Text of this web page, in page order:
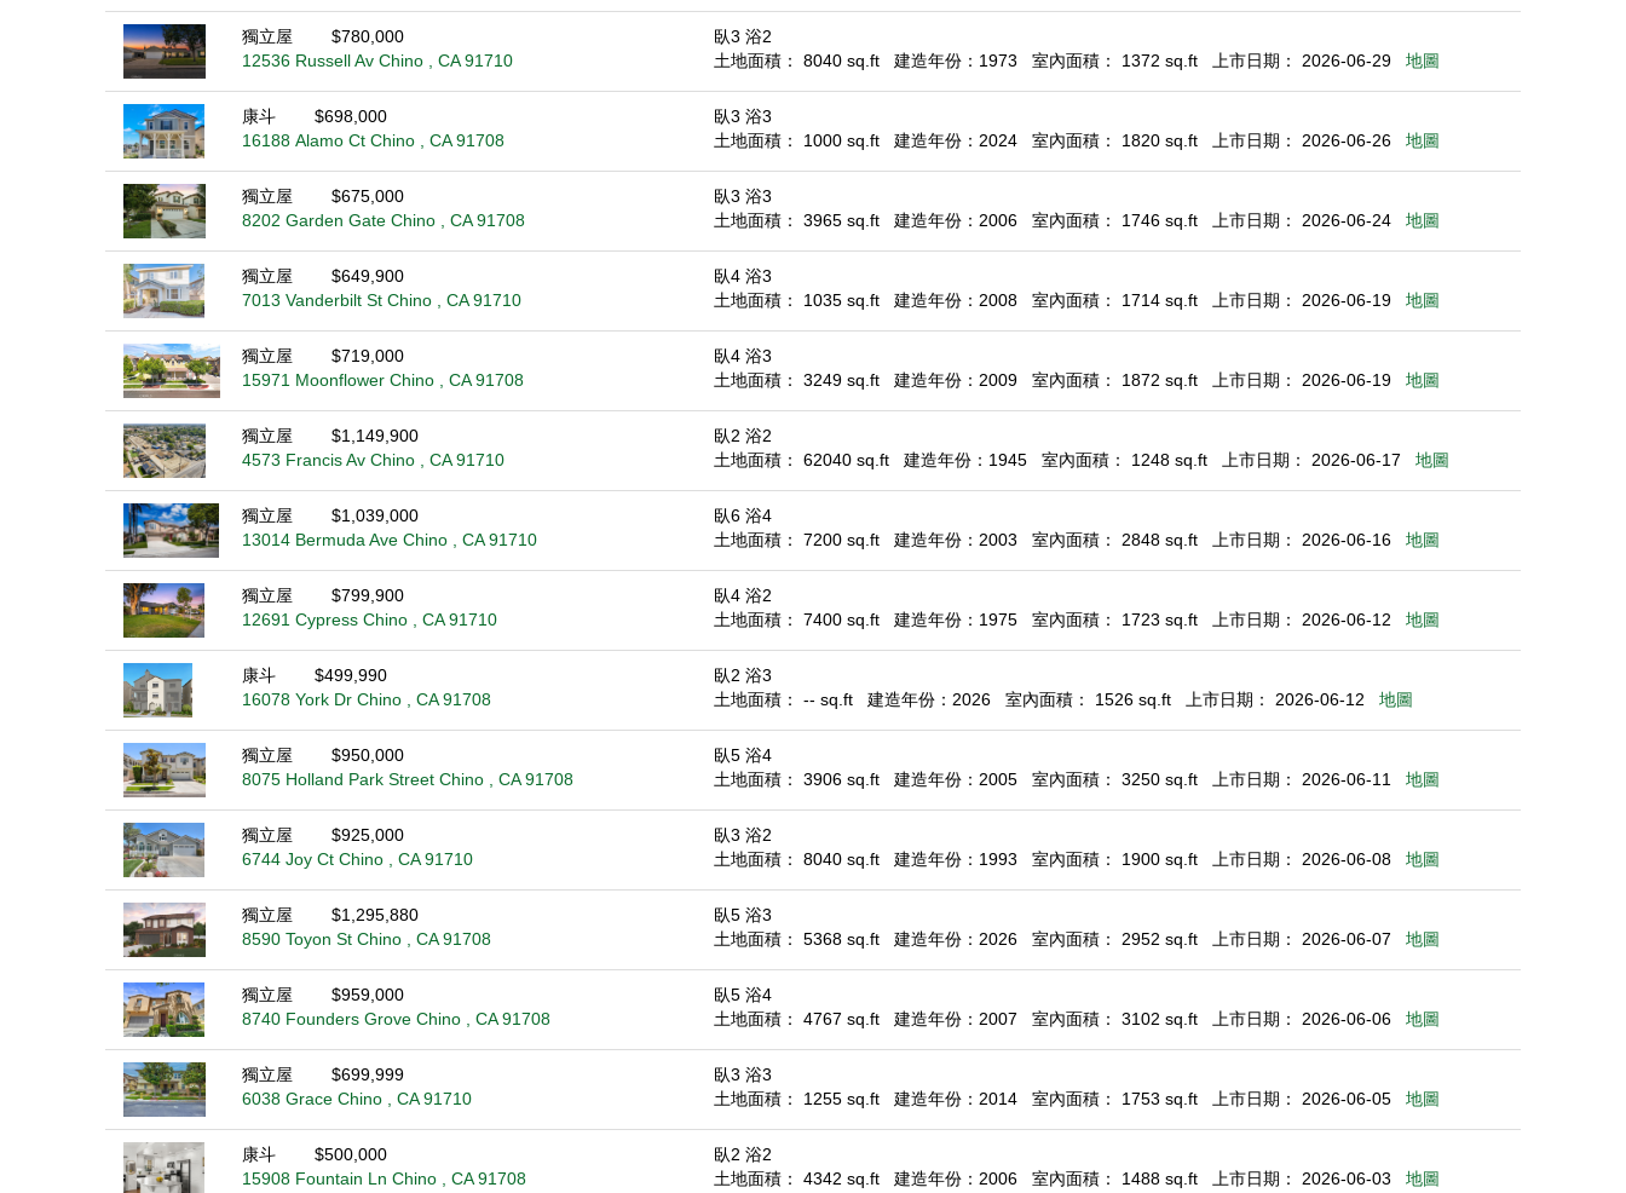
獨立屋
$780,000
12536 Russell Av Chino , CA 91710
臥3 浴2
土地面積： 8040 sq.ft
建造年份：1973 室內面積： 1372 sq.ft 上市日期： 2026-06-29 地圖
康斗
$698,000
16188 Alamo Ct Chino , CA 91708
臥3 浴3
土地面積： 1000 sq.ft
建造年份：2024 室內面積： 1820 sq.ft 上市日期： 2026-06-26 地圖
獨立屋
$675,000
8202 Garden Gate Chino , CA 91708
臥3 浴3
土地面積： 3965 sq.ft
建造年份：2006 室內面積： 1746 sq.ft 上市日期： 2026-06-24 地圖
獨立屋
$649,900
7013 Vanderbilt St Chino , CA 91710
臥4 浴3
土地面積： 1035 sq.ft
建造年份：2008 室內面積： 1714 sq.ft 上市日期： 2026-06-19 地圖
獨立屋
$719,000
15971 Moonflower Chino , CA 91708
臥4 浴3
土地面積： 3249 sq.ft
建造年份：2009 室內面積： 1872 sq.ft 上市日期： 2026-06-19 地圖
獨立屋
$1,149,900
4573 Francis Av Chino , CA 91710
臥2 浴2
土地面積： 62040 sq.ft
建造年份：1945 室內面積： 1248 sq.ft 上市日期： 2026-06-17 地圖
獨立屋
$1,039,000
13014 Bermuda Ave Chino , CA 91710
臥6 浴4
土地面積： 7200 sq.ft
建造年份：2003 室內面積： 2848 sq.ft 上市日期： 2026-06-16 地圖
獨立屋
$799,900
12691 Cypress Chino , CA 91710
臥4 浴2
土地面積： 7400 sq.ft
建造年份：1975 室內面積： 1723 sq.ft 上市日期： 2026-06-12 地圖
康斗
$499,990
16078 York Dr Chino , CA 91708
臥2 浴3
土地面積： -- sq.ft
建造年份：2026 室內面積： 1526 sq.ft 上市日期： 2026-06-12 地圖
獨立屋
$950,000
8075 Holland Park Street Chino , CA 91708
臥5 浴4
土地面積： 3906 sq.ft
建造年份：2005 室內面積： 3250 sq.ft 上市日期： 2026-06-11 地圖
獨立屋
$925,000
6744 Joy Ct Chino , CA 91710
臥3 浴2
土地面積： 8040 sq.ft
建造年份：1993 室內面積： 1900 sq.ft 上市日期： 2026-06-08 地圖
獨立屋
$1,295,880
8590 Toyon St Chino , CA 91708
臥5 浴3
土地面積： 5368 sq.ft
建造年份：2026 室內面積： 2952 sq.ft 上市日期： 2026-06-07 地圖
獨立屋
$959,000
8740 Founders Grove Chino , CA 91708
臥5 浴4
土地面積： 4767 sq.ft
建造年份：2007 室內面積： 3102 sq.ft 上市日期： 2026-06-06 地圖
獨立屋
$699,999
6038 Grace Chino , CA 91710
臥3 浴3
土地面積： 1255 sq.ft
建造年份：2014 室內面積： 1753 sq.ft 上市日期： 2026-06-05 地圖
康斗
$500,000
15908 Fountain Ln Chino , CA 91708
臥2 浴2
土地面積： 4342 sq.ft
建造年份：2006 室內面積： 1488 sq.ft 上市日期： 2026-06-03 地圖